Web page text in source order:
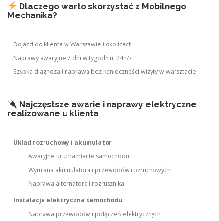
Dlaczego warto skorzystać z Mobilnego
Mechanika?
Dojazd do klienta w Warszawie i okolicach
Naprawy awaryjne 7 dni w tygodniu, 24h/7
Szybka diagnoza i naprawa bez konieczności wizyty w warsztacie
Najczęstsze awarie i naprawy elektryczne
realizowane u klienta
Układ rozruchowy i akumulator
Awaryjne uruchamianie samochodu
Wymiana akumulatora i przewodów rozruchowych
Naprawa alternatora i rozrusznika
Instalacja elektryczna samochodu
Naprawa przewodów i połączeń elektrycznych